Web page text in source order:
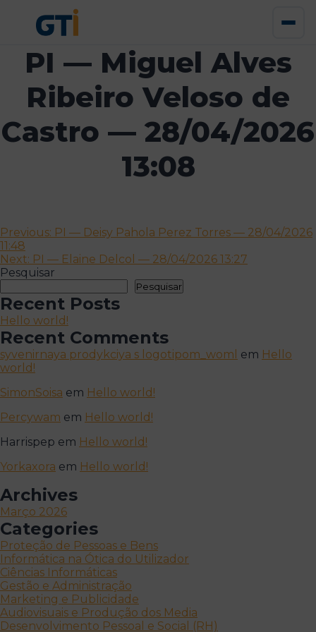
PI — Miguel Alves
Ribeiro Veloso de
Castro — 28/04/2026
13:08
Navegação
de
artigos
Previous: PI — Deisy Pahola Perez Torres — 28/04/2026
11:48
Next: PI — Elaine Delcol — 28/04/2026 13:27
Pesquisar
Pesquisar
Recent Posts
Hello world!
Recent Comments
syvenirnaya prodykciya s logotipom_woml em Hello
world!
SimonSoisa em Hello world!
Percywam em Hello world!
Harrispep em Hello world!
Yorkaxora em Hello world!
Archives
Março 2026
Categories
Proteção de Pessoas e Bens
Informática na Ótica do Utilizador
Ciências Informáticas
Gestão e Administração
Marketing e Publicidade
Audiovisuais e Produção dos Media
Desenvolvimento Pessoal e Social (RH)